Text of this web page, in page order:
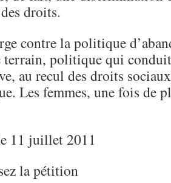
droits.
contre la politique
terrain, politique qui
au recul des droits
Les femmes, une fois de
11 juillet 2011
la pétition